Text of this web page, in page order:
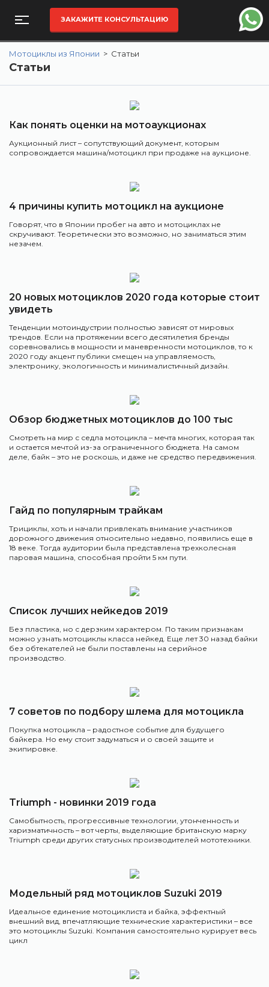
ЗАКАЖИТЕ КОНСУЛЬТАЦИЮ
Мотоциклы из Японии > Статьи
Статьи
Как понять оценки на мотоаукционах
Аукционный лист – сопутствующий документ, которым
сопровождается машина/мотоцикл при продаже на аукционе.
4 причины купить мотоцикл на аукционе
Говорят, что в Японии пробег на авто и мотоциклах не
скручивают. Теоретически это возможно, но заниматься этим
незачем.
20 новых мотоциклов 2020 года которые стоит
увидеть
Тенденции мотоиндустрии полностью зависят от мировых
трендов. Если на протяжении всего десятилетия бренды
соревновались в мощности и маневренности мотоциклов, то к
2020 году акцент публики смещен на управляемость,
электронику, экологичность и минималистичный дизайн.
Обзор бюджетных мотоциклов до 100 тыс
Смотреть на мир с седла мотоцикла – мечта многих, которая так
и остается мечтой из-за ограниченного бюджета. На самом
деле, байк – это не роскошь, и даже не средство передвижения.
Гайд по популярным трайкам
Трициклы, хоть и начали привлекать внимание участников
дорожного движения относительно недавно, появились еще в
18 веке. Тогда аудитории была представлена трехколесная
паровая машина, способная пройти 5 км пути.
Список лучших нейкедов 2019
Без пластика, но с дерзким характером. По таким признакам
можно узнать мотоциклы класса нейкед. Еще лет 30 назад байки
без обтекателей не были поставлены на серийное
производство.
7 советов по подбору шлема для мотоцикла
Покупка мотоцикла – радостное событие для будущего
байкера. Но ему стоит задуматься и о своей защите и
экипировке.
Triumph - новинки 2019 года
Самобытность, прогрессивные технологии, утонченность и
харизматичность – вот черты, выделяющие британскую марку
Triumph среди других статусных производителей мототехники.
Модельный ряд мотоциклов Suzuki 2019
Идеальное единение мотоциклиста и байка, эффектный
внешний вид, впечатляющие технические характеристики – все
это мотоциклы Suzuki. Компания самостоятельно курирует весь
цикл